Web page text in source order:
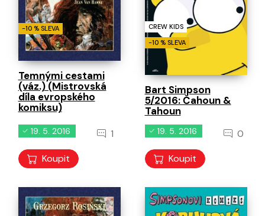
-10 % SLEVA
Temnými cestami
(váz.) (Mistrovská
díla evropského
komiksu)
19. 5. 2016 1
Koupit
CREW KIDS
-10 % SLEVA
Bart Simpson
5/2016: Čahoun &
Tahoun
19. 5. 2016 0
Koupit